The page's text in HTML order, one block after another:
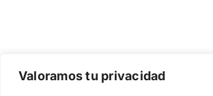
Valoramos tu privacidad